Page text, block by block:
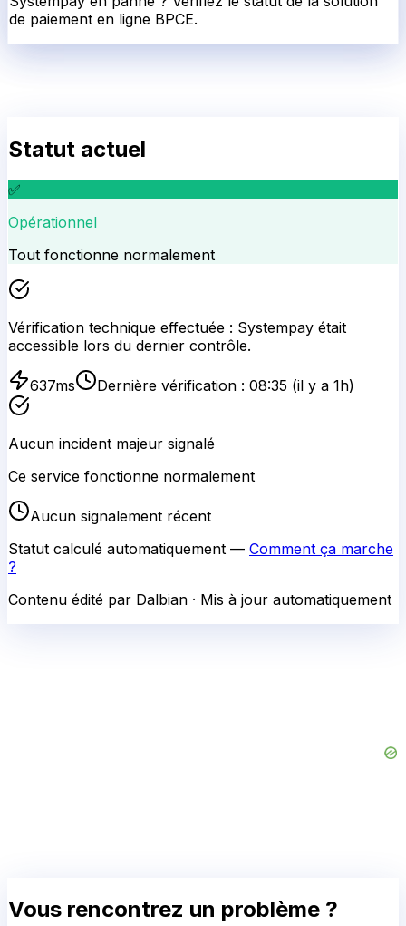
de paiement en ligne BPCE.
Statut actuel
✅
Opérationnel
Tout fonctionne normalement
Vérification technique effectuée : Systempay était
accessible lors du dernier contrôle.
637ms Dernière vérification : 08:35 (il y a 1h)
Aucun incident majeur signalé
Ce service fonctionne normalement
Aucun signalement récent
Statut calculé automatiquement — Comment ça marche
?
Contenu édité par Dalbian · Mis à jour automatiquement
Vous rencontrez un problème ?